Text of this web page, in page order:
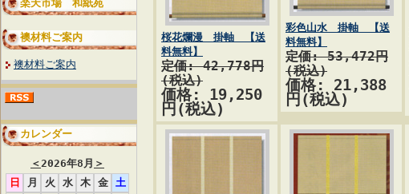
楽天市場 和紙苑
襖材料ご案内
襖材料ご案内
カレンダー
＜2026年8月 ＞
日
月 火 水 木 金 土
桜花爛漫 掛軸 【送
料無料】
定価: 42,778円
(税込)
価格: 19,250
円(税込)
彩色山水 掛軸 【送
料無料】
定価: 53,472円
(税込)
価格: 21,388
円(税込)